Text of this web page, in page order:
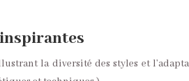
la diversité des styles et